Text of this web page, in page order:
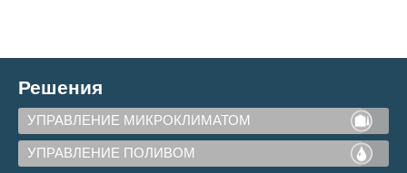
Решения
УПРАВЛЕНИЕ МИКРОКЛИМАТОМ
УПРАВЛЕНИЕ ПОЛИВОМ